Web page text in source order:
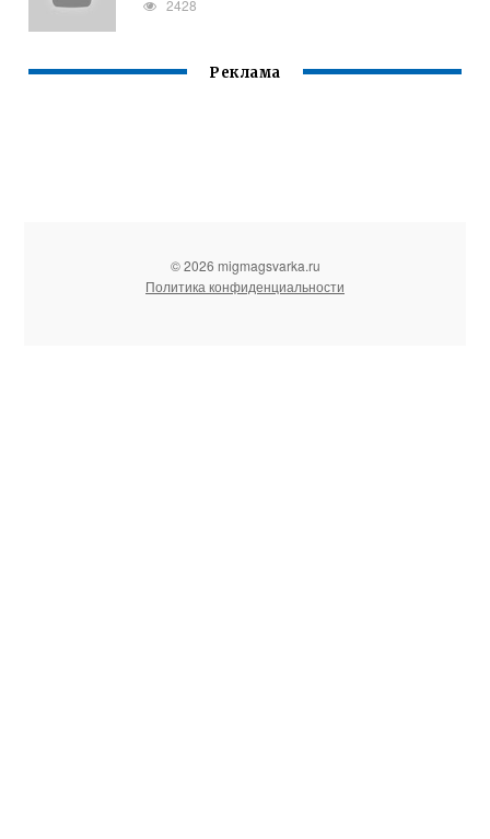
2428
Реклама
© 2026 migmagsvarka.ru
Политика конфиденциальности